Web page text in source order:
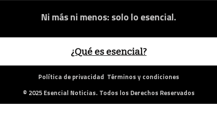
Ni más ni menos: solo lo esencial.
¿Qué es esencial?
Política de privacidad Términos y condiciones
© 2025 Esencial Noticias. Todos los Derechos Reservados